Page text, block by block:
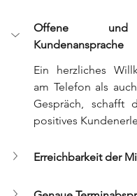
Offene und
Kundenansprache
Ein herzliches
am Telefon als
Gespräch, schafft
positives
Erreichbarkeit der